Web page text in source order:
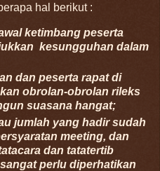
hal berikut :
ketimbang peserta
kesungguhan dalam
dan peserta rapat di
obrolan-obrolan rileks
suasana hangat;
jumlah yang hadir sudah
meeting, dan
dan tatatertib
perlu diperhatikan